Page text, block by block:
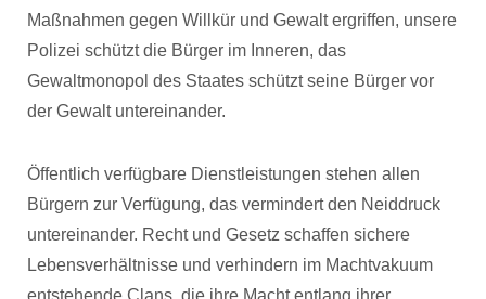
Maßnahmen gegen Willkür und Gewalt ergriffen, unsere
Polizei schützt die Bürger im Inneren, das
Gewaltmonopol des Staates schützt seine Bürger vor
der Gewalt untereinander.
Öffentlich verfügbare Dienstleistungen stehen allen
Bürgern zur Verfügung, das vermindert den Neiddruck
untereinander. Recht und Gesetz schaffen sichere
Lebensverhältnisse und verhindern im Machtvakuum
entstehende Clans, die ihre Macht entlang ihrer